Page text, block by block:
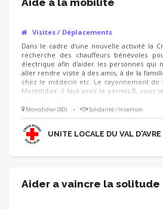
Aide à la mobilité
Visites / Déplacements
Dans le cadre d'une nouvelle activité la
recherche des chauffeurs bénévoles
électrique afin d'aider les personnes qui
aller rendre visite à des amis, à de la
chez le médecin etc. Le rayonnement de
Montdidier, il faut avoir le permis B, vous
Montdidier (80) • Solidarité / Insertion
UNITE LOCALE DU VAL D'AVRE
Aider a vaincre la solitude